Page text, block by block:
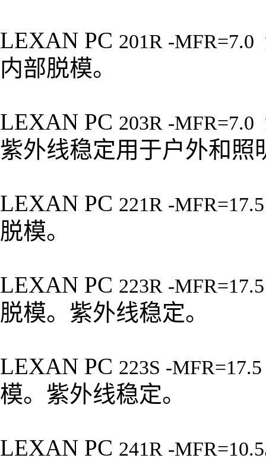
LEXAN PC 201R -MFR=7.0
内部脱模。
LEXAN PC 203R -MFR=7.0
紫外线稳定用于户外和照
LEXAN PC 221R -
脱模。
LEXAN PC 223R -
脱模。紫外线稳定。
LEXAN PC 223S -
模。紫外线稳定。
LEXAN PC 241R -MFR=10.5